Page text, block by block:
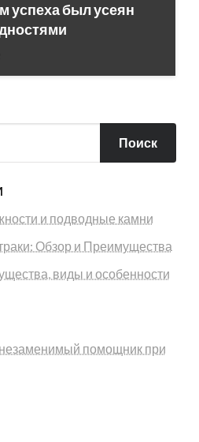
успеха был усеян
Поиск
и подводные камни
Обзор и Преимущества
виды и особенности
помощник при